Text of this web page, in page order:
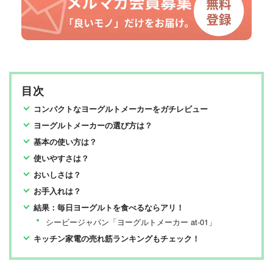
目次
コンパクトなヨーグルトメーカーをガチレビュー
ヨーグルトメーカーの選び方は？
基本の使い方は？
使いやすさは？
おいしさは？
お手入れは？
結果：毎日ヨーグルトを食べるならアリ！
シービージャパン「ヨーグルトメーカー at-01」
キッチン家電の売れ筋ランキングもチェック！